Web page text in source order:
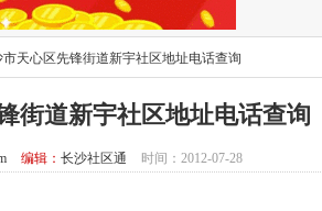
市天心区先锋街道新宇社区地址电话查询
街道新宇社区地址电话查询
编辑： 长沙社区通 时间：2012-07-28